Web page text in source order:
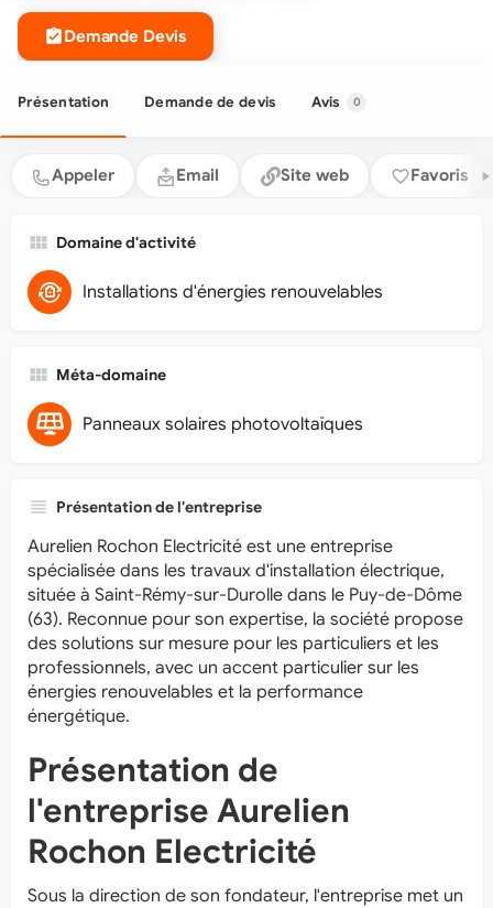
Demande Devis
Présentation Demande de devis Avis 0
Appeler Email Site web Favoris
Domaine d'activité
Installations d'énergies renouvelables
Méta-domaine
Panneaux solaires photovoltaïques
Présentation de l'entreprise
Aurelien Rochon Electricité est une entreprise
spécialisée dans les travaux d'installation électrique,
située à Saint-Rémy-sur-Durolle dans le Puy-de-Dôme
(63). Reconnue pour son expertise, la société propose
des solutions sur mesure pour les particuliers et les
professionnels, avec un accent particulier sur les
énergies renouvelables et la performance
énergétique.
Présentation de
l'entreprise Aurelien
Rochon Electricité
Sous la direction de son fondateur, l'entreprise met un